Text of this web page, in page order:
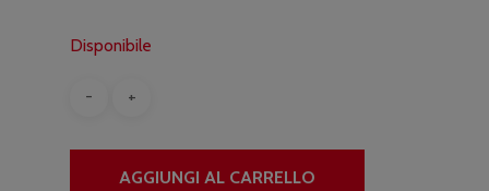
Disponibile
AGGIUNGI AL CARRELLO